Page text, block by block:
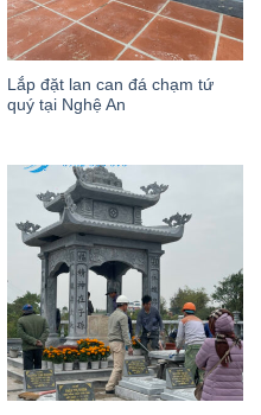
Lắp đặt lan can đá chạm tứ
quý tại Nghệ An